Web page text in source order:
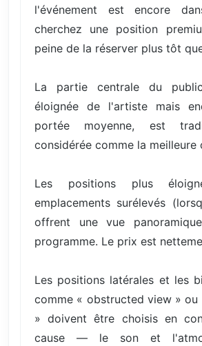
l'événement est encore
cherchez une position
peine de la réserver plus tôt
La partie centrale du
éloignée de l'artiste mais
portée moyenne, est
considérée comme la meilleure
Les positions plus
emplacements surélevés
offrent une vue
programme. Le prix est
Les positions latérales et les
comme « obstructed view »
» doivent être choisis en
cause — le son et